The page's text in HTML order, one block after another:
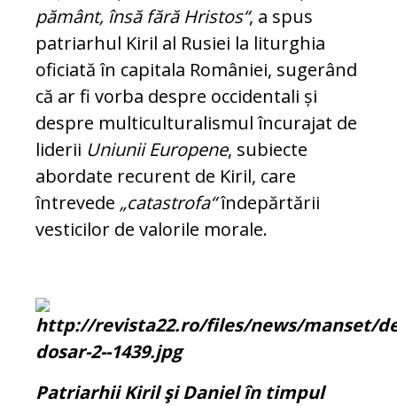
pământ, însă fără Hris­tos“, a spus
patriarhul Kiril al Rusiei la liturghia
oficiată în capitala Româ­ni­ei, sugerând
că ar fi vorba despre oc­cidentali și
despre multicultura­lis­mul încurajat de
liderii Uniunii Euro­pene, subiecte
abordate recurent de Kiril, care
întrevede „catastrofa“în­de­păr­tă­rii
vesticilor de valorile mo­rale.
Patriarhii Kiril şi Daniel în timpul